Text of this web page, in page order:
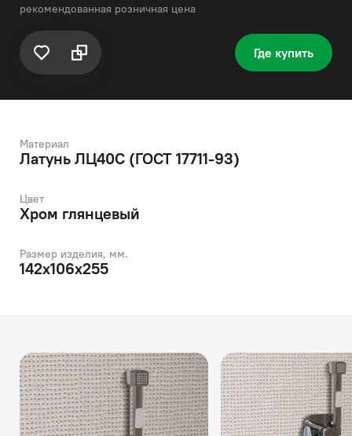
рекомендованная розничная цена
Где купить
Материал
Латунь ЛЦ40C (ГОСТ 17711-93)
Цвет
Хром глянцевый
Размер изделия, мм.
142x106x255